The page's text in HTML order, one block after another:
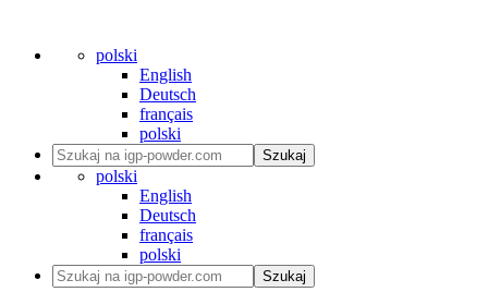
polski
English
Deutsch
français
polski
Szukaj
polski
English
Deutsch
français
polski
Szukaj